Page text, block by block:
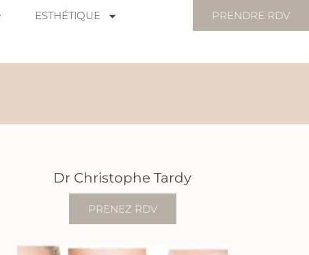
ESTHÉTIQUE PRENDRE RDV
Dr Christophe Tardy
PRENEZ RDV